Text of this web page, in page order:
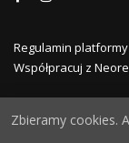
Regulamin platformy
Współpracuj z
Zbieramy cookies.